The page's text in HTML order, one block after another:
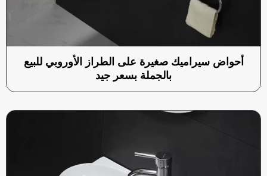
أحواض سيراميك صغيرة على الطراز الأوروبي للبيع
بالجملة بسعر جيد